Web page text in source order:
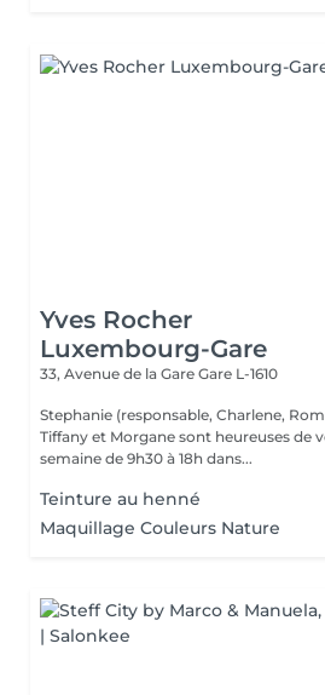
Yves Rocher
Luxembourg-Gare
33, Avenue de la Gare Gare L-1610
Stephanie (responsable, Charlene,
Tiffany et Morgane sont heureuses de
semaine de 9h30 à 18h dans...
Teinture au henné
Maquillage Couleurs Nature